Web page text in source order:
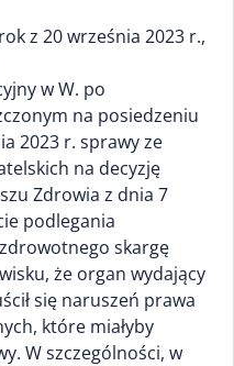
z 20 września 2023 r.,
w W. po
na posiedzeniu
2023 r. sprawy ze
na decyzję
Zdrowia z dnia 7
podlegania
skargę
że organ wydający
się naruszeń prawa
które miałyby
W szczególności, w